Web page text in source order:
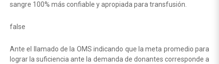
sangre 100% más confiable y apropiada para transfusión.
false
Ante el llamado de la OMS indicando que la meta promedio para
lograr la suficiencia ante la demanda de donantes corresponde a